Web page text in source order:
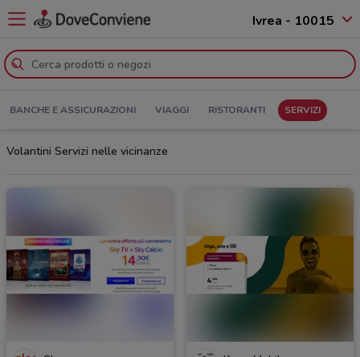
Ivrea - 10015
BANCHE E ASSICURAZIONI VIAGGI RISTORANTI SERVIZI
Volantini Servizi nelle vicinanze